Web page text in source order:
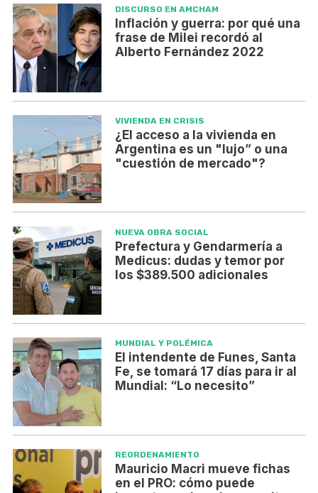
DISCURSO EN AMCHAM
Inflación y guerra: por qué una
frase de Milei recordó al
Alberto Fernández 2022
VIVIENDA EN CRISIS
¿El acceso a la vivienda en
Argentina es un "lujo” o una
"cuestión de mercado"?
NUEVA OBRA SOCIAL
Prefectura y Gendarmería a
Medicus: dudas y temor por
los $389.500 adicionales
MUNDIAL Y POLÉMICA
El intendente de Funes, Santa
Fe, se tomará 17 días para ir al
Mundial: “Lo necesito”
REORDENAMIENTO
Mauricio Macri mueve fichas
en el PRO: cómo puede